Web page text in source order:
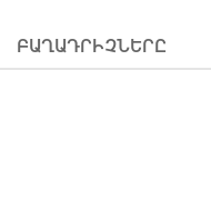
ԲԱՂԱԴՐԻՉՆԵՐԸ